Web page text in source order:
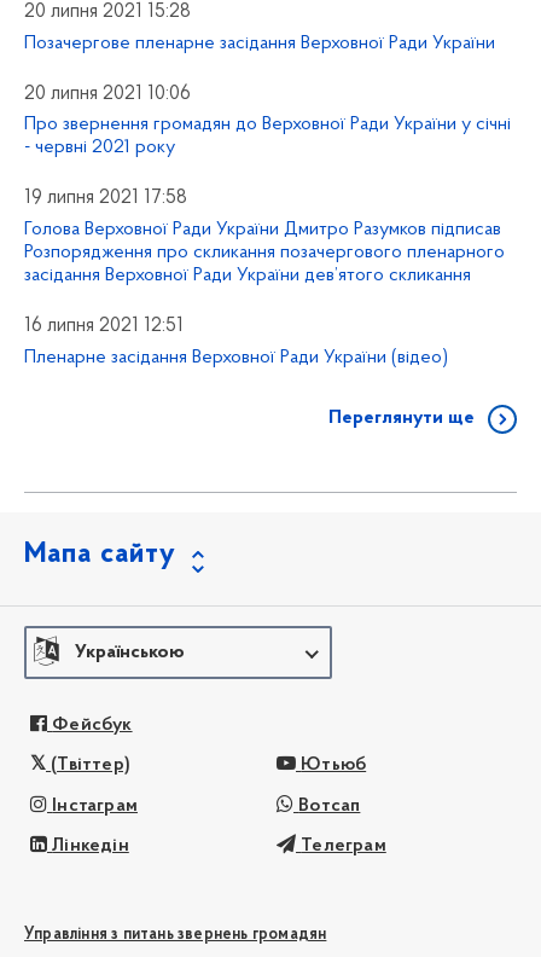
20 липня 2021 15:28
Позачергове пленарне засідання Верховної Ради України
20 липня 2021 10:06
Про звернення громадян до Верховної Ради України у січні
- червні 2021 року
19 липня 2021 17:58
Голова Верховної Ради України Дмитро Разумков підписав
Розпорядження про скликання позачергового пленарного
засідання Верховної Ради України дев’ятого скликання
16 липня 2021 12:51
Пленарне засідання Верховної Ради України (відео)
Переглянути ще
Мапа сайту
Українською
Фейсбук
(Твіттер) Ютьюб
Інстаграм Вотсап
Лінкедін Телеграм
Управління з питань звернень громадян